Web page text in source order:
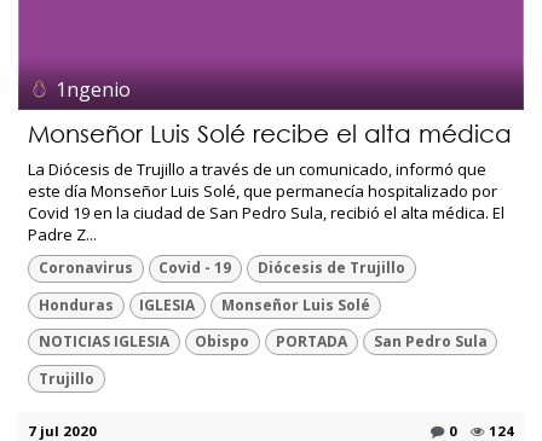
1ngenio
Monseñor Luis Solé recibe el alta médica
La Diócesis de Trujillo a través de un comunicado, informó que
este día Monseñor Luis Solé, que permanecía hospitalizado por
Covid 19 en la ciudad de San Pedro Sula, recibió el alta médica. El
Padre Z...
Coronavirus Covid - 19
Diócesis de Trujillo
Honduras
IGLESIA
Monseñor Luis Solé
NOTICIAS IGLESIA
Obispo PORTADA
San Pedro Sula
Trujillo
7 jul 2020 0 124